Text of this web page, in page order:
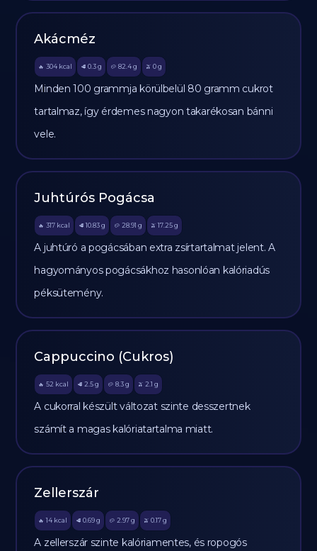
Akácméz
🔥 304 kcal 🥩 0.3 g 🥔 82.4g 🫒 0 g
Minden 100 grammja körülbelül 80 gramm cukrot
tartalmaz, így érdemes nagyon takarékosan bánni
vele.
Juhtúrós Pogácsa
🔥 317 kcal 🥩 10.83 g 🥔 28.91 g 🫒 17.25 g
A juhtúró a pogácsában extra zsírtartalmat jelent. A
hagyományos pogácsákhoz hasonlóan kalóriadús
péksütemény.
Cappuccino (Cukros)
🔥 52 kcal 🥩 2.5 g 🥔 8.3g 🫒 2.1 g
A cukorral készült változat szinte desszertnek
számít a magas kalóriatartalma miatt.
Zellerszár
🔥 14 kcal 🥩 0.69 g 🥔 2.97g 🫒 0.17 g
A zellerszár szinte kalóriamentes, és ropogós